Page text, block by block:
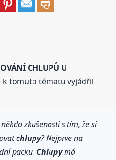
CHLUPŮ U
k tomuto tématu vyjádřil
zkušenosti s tím, že si
chlupy? Nejprve na
packu. Chlupymá